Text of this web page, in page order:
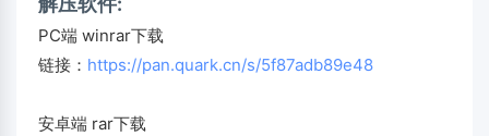
PC端 winrar下载
链接： https://pan.quark.cn/s/5f87adb89e48
安卓端 rar下载